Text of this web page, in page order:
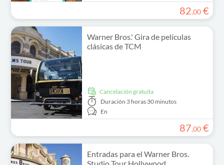
82,00 €
Warner Bros.' Gira de películas
clásicas de TCM
cancelación gratuita
Duración 3 horas 30 minutos
En
87,00 €
Entradas para el Warner Bros.